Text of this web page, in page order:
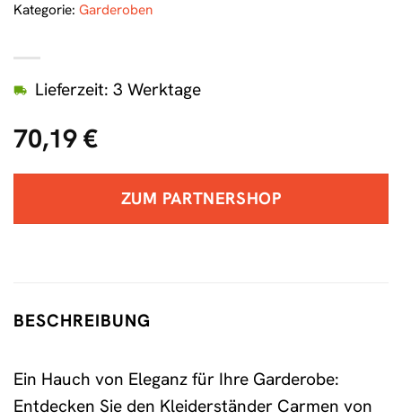
70,19€
Lieferzeit: 3 Werktage
ZUM PARTNERSHOP
Kategorie: Garderoben
BESCHREIBUNG
Ein Hauch von Eleganz für Ihre Garderobe:
Entdecken Sie den Kleiderständer Carmen von